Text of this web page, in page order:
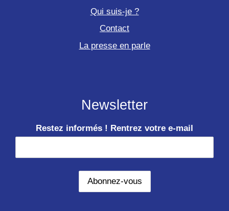
Qui suis-je ?
Contact
La presse en parle
Newsletter
Restez informés ! Rentrez votre e-mail